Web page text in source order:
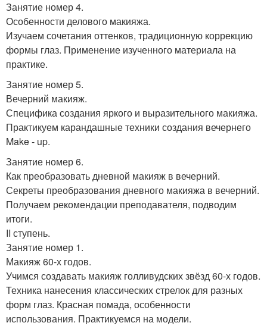
Занятие номер 4.
Особенности делового макияжа.
Изучаем сочетания оттенков, традиционную коррекцию
формы глаз. Применение изученного материала на
практике.
Занятие номер 5.
Вечерний макияж.
Специфика создания яркого и выразительного макияжа.
Практикуем карандашные техники создания вечернего
Make - up.
Занятие номер 6.
Как преобразовать дневной макияж в вечерний.
Секреты преобразования дневного макияжа в вечерний.
Получаем рекомендации преподавателя, подводим
итоги.
II ступень.
Занятие номер 1.
Макияж 60-х годов.
Учимся создавать макияж голливудских звёзд 60-х годов.
Техника нанесения классических стрелок для разных
форм глаз. Красная помада, особенности
использования. Практикуемся на модели.